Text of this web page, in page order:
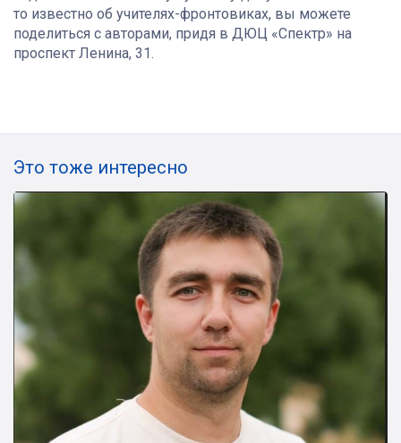
то известно об учителях-фронтовиках, вы можете
поделиться с авторами, придя в ДЮЦ «Спектр» на
проспект Ленина, 31.
Это тоже интересно